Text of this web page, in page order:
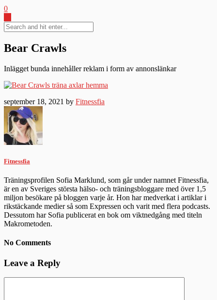
0
Bear Crawls
Inlägget bunda innehåller reklam i form av annonslänkar
september 18, 2021 by Fitnessfia
Fitnessfia
Träningsprofilen Sofia Marklund, som går under namnet Fitnessfia,
är en av Sveriges största hälso- och träningsbloggare med över 1,5
miljon besökare på bloggen varje år. Hon har medverkat i artiklar i
rikstäckande medier så som Expressen och varit med flera podcasts.
Dessutom har Sofia publicerat en bok om viktnedgång med titeln
Makrometoden.
No Comments
Leave a Reply